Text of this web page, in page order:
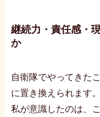
継続力・責任感・
か
自衛隊でやってきた
に置き換えられます。
私が意識したのは、